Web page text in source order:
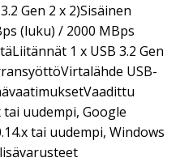
Gen 2 x 2)Sisäinen
(luku) / 2000 MBps
1 x USB 3.2 Gen
USB-
uudempi, Google
tai uudempi, Windows